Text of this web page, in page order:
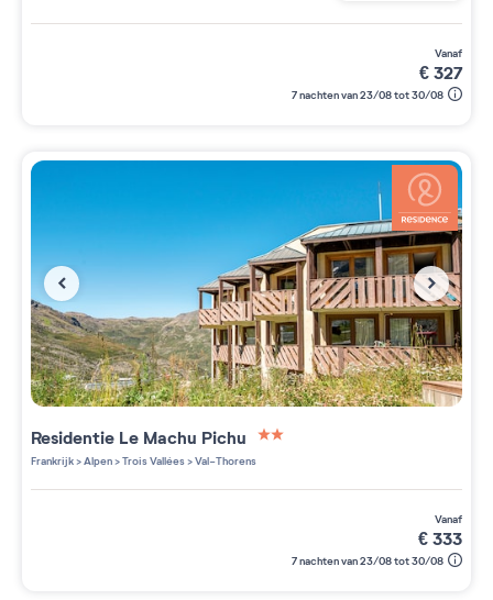
vanaf
€327
7 nachten van 23/08 tot 30/08
Residentie Le Machu Pichu
Frankrijk>Alpen>Trois Vallées>Val-Thorens
vanaf
€333
7 nachten van 23/08 tot 30/08